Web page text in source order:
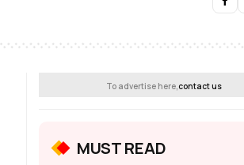
To advertise here, contact us
MUST READ